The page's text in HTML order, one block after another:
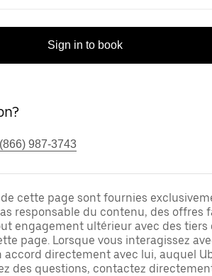
Sign in to book
987-3743
cette page sont fournies
responsable du contenu, des offres
engagement ultérieur avec des
page. Lorsque vous interagissez
accord directement avec lui, auquel
des questions, contactez